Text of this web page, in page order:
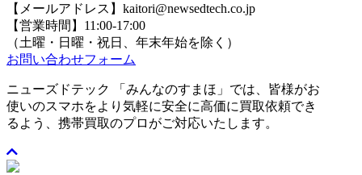
【メールアドレス】kaitori@newsedtech.co.jp
【営業時間】11:00-17:00
（土曜・日曜・祝日、年末年始を除く）
お問い合わせフォーム
ニューズドテック 「みんなのすまほ」では、皆様がお
使いのスマホをより気軽に安全に高価に買取依頼でき
るよう、携帯買取のプロがご対応いたします。